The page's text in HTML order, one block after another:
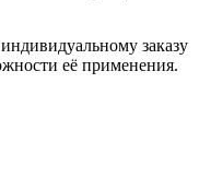
заказу
её применения.